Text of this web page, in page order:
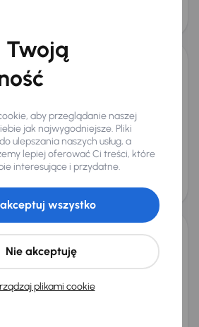
Tempomat
Cena promocyjna
21 000 zł
dni przed
Cena po obniżce
22 000 zł
Cena promocyjna
Twoją
aby przeglądanie naszej
jak najwygodniejsze. Pliki
ulepszania naszych usług, a
lepiej oferować Ci treści, które
interesujące i przydatne.
plikami cookie
Nie akceptuję
wszystko